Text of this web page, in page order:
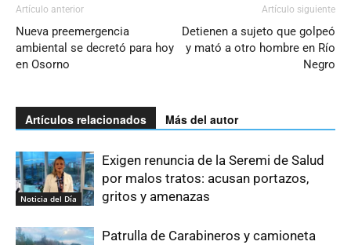
Artículo anterior
Nueva preemergencia
ambiental se decretó para hoy
en Osorno
Artículo siguiente
Detienen a sujeto que golpeó
y mató a otro hombre en Río
Negro
Artículos relacionados Más del autor
Noticia del Día
Exigen renuncia de la Seremi de Salud
por malos tratos: acusan portazos,
gritos y amenazas
Patrulla de Carabineros y camioneta